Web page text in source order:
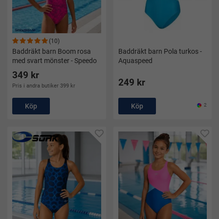
(10)
Baddräkt barn Boom rosa
med svart mönster - Speedo
349 kr
Pris i andra butiker 399 kr
Köp
Baddräkt barn Pola turkos -
Aquaspeed
249 kr
Köp 2